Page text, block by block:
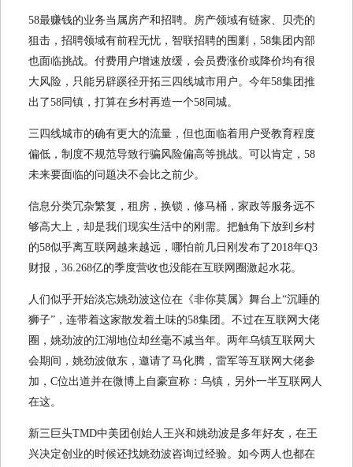
58最赚钱的业务当属房产和招聘。房产领域有链家、贝壳的
狙击，招聘领域有前程无忧，智联招聘的围剿，58集团内部
也面临挑战。付费用户增速放缓，会员费涨价或降价均有很
大风险，只能另辟蹊径开拓三四线城市用户。今年58集团推
出了58同镇，打算在乡村再造一个58同城。
三四线城市的确有更大的流量，但也面临着用户受教育程度
偏低，制度不规范导致行骗风险偏高等挑战。可以肯定，58
未来要面临的问题决不会比之前少。
信息分类冗杂繁复，租房，换锁，修马桶，家政等服务远不
够高大上，却是我们现实生活中的刚需。把触角下放到乡村
的58似乎离互联网越来越远，哪怕前几日刚发布了2018年Q3
财报，36.268亿的季度营收也没能在互联网圈激起水花。
人们似乎开始淡忘姚劲波这位在《非你莫属》舞台上“沉睡的
狮子”，连带着这家散发着土味的58集团。不过在互联网大佬
圈，姚劲波的江湖地位却丝毫不减当年。两年乌镇互联网大
会期间，姚劲波做东，邀请了马化腾，雷军等互联网大佬参
加，C位出道并在微博上自豪宣称：乌镇，另外一半互联网人
在这。
新三巨头TMD中美团创始人王兴和姚劲波是多年好友，在王
兴决定创业的时候还找姚劲波咨询过经验。如今两人也都在